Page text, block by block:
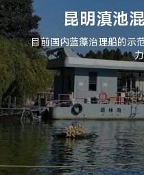
昆明滇池
目前国内蓝藻治理船的示